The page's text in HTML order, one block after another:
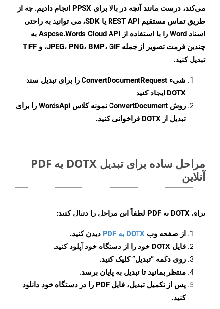
می‌کند، درست مانند آنچه در بالا برای PPSX انجام دادیم. چه از
طریق تماس مستقیم REST API یا SDK، می توانید به راحتی
اسناد Word را با استفاده از Aspose.Words Cloud API به
چندین فرمت تصویر از جمله JPEG، PNG، BMP، GIF، و TIFF
تبدیل کنید.
شیء ConvertDocumentRequest را برای تبدیل سند
DOTX ایجاد کنید
روش ConvertDocument
نمونه کلاس WordsApi را برای
تبدیل از DOTX فراخوانی کنید.
مراحل ساده برای تبدیل DOTX به PDF
آنلاین
برای DOTX به PDF لطفاً این مراحل را دنبال کنید:
از صفحه وب DOTX به PDF
دیدن کنید.
فایل DOTX خود را از دستگاه خود آپلود کنید.
روی دکمه “تبدیل”کلیک کنید.
منتظر بمانید تا تبدیل به پایان برسد.
پس از تکمیل تبدیل، فایل PDF را در دستگاه خود دانلود
کنید.